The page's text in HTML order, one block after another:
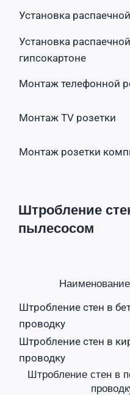
Установка
Установка
гипсокартоне
Монтаж телефонной
Монтаж TV розетки
Монтаж розетки
Штробление
пылесосом
Штробление стен в
проводку
Штробление стен в
проводку
Штробление стен в